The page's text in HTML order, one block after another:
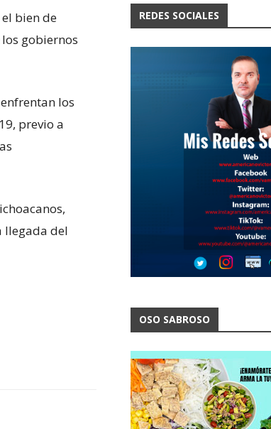
bien de
gobiernos
los
previo a
llegada del
REDES SOCIALES
OSO SABROSO